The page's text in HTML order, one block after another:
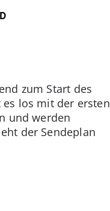
zum Start des
es los mit der ersten
und werden
der Sendeplan